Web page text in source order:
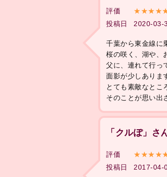
評価
投稿日
2020-03-
千葉から東金線に
桜の咲く、湖や、
父に、連れて行っ
面影が少しありま
とても素敵なとこ
そのことが思い出
「クルぽ」さ
評価
投稿日
2017-04-